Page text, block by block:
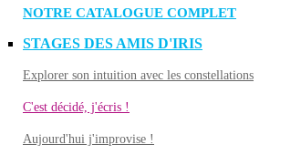
NOTRE CATALOGUE COMPLET
STAGES DES AMIS D'IRIS
Explorer son intuition avec les constellations
C'est décidé, j'écris !
Aujourd'hui j'improvise !